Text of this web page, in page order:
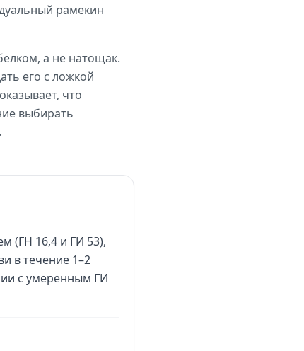
рамекин
а не натощак.
его с ложкой
что
выбирать
(ГН 16,4 и ГИ 53),
в течение 1–2
с умеренным ГИ